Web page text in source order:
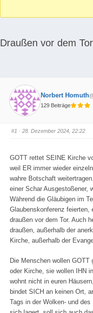
Draußen vor dem
Norbert Homuth
129 Beiträge
#1 · 28. Dezember 2024, 22:22
GOTT rettet SEINE Kirche
weil ER immer wieder
wahre Botschaft
einer Schar Ausgestoßener,
Während die Gläubigen im
Glaubenskonferenz feierten,
draußen vor dem Tor. Auch
draußen, außerhalb der
Kirche, außerhalb der
Die Menschen wollen
oder Kirche, sie wollen IHN
wohnt nicht in euren
bindet SICH an keinen Ort,
Tags in der Wolken- und